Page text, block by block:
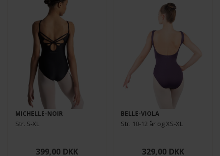
MICHELLE-NOIR
Str. S-XL
399,00 DKK
BELLE-VIOLA
Str. 10-12 år og XS-XL
329,00 DKK